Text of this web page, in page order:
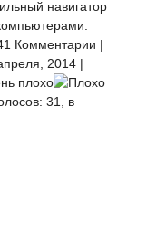
навигатор
Комментарии |
2014 |
31, в